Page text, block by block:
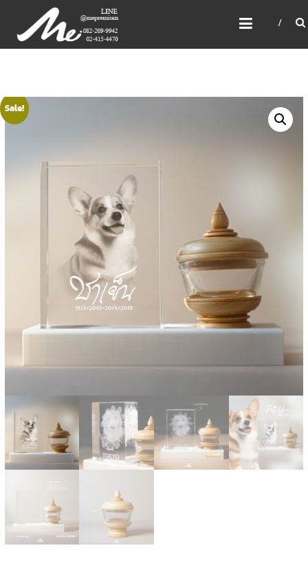
content
ME PREMIUM GIFT MODEL,
LASER, CRYSTAL, TROPHY,
3D PRINT, 3D SCAN
Sale!